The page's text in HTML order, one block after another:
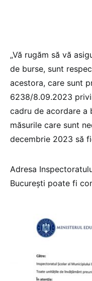
„Vă rugăm să vă
de burse, sunt
acestora, care sunt
6238/8.09.2023
cadru de acordare a
măsurile care sunt
decembrie 2023 să
Adresa
București poate fi